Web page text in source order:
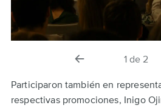
1 de 2
Participaron también en
respectivas promociones, Inigo